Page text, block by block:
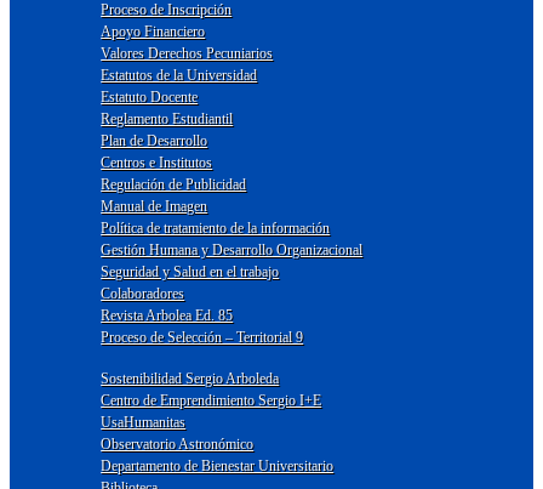
Proceso de Inscripción
Apoyo Financiero
Valores Derechos Pecuniarios
Estatutos de la Universidad
Estatuto Docente
Reglamento Estudiantil
Plan de Desarrollo
Centros e Institutos
Regulación de Publicidad
Manual de Imagen
Política de tratamiento de la información
Gestión Humana y Desarrollo Organizacional
Seguridad y Salud en el trabajo
Colaboradores
Revista Arbolea Ed. 85
Proceso de Selección – Territorial 9
Sostenibilidad Sergio Arboleda
Centro de Emprendimiento Sergio I+E
UsaHumanitas
Observatorio Astronómico
Departamento de Bienestar Universitario